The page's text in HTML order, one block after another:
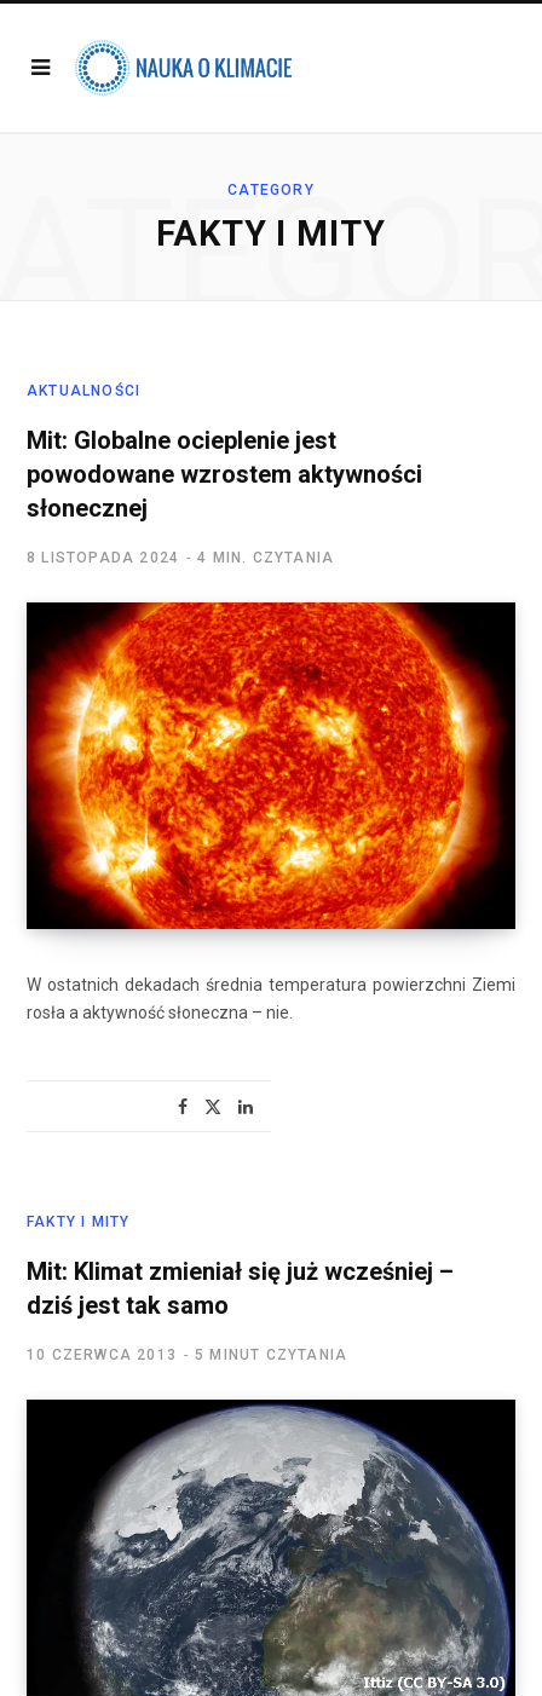
CATEGORY
FAKTY I MITY
AKTUALNOŚCI
Mit: Globalne ocieplenie jest
powodowane wzrostem aktywności
słonecznej
8 LISTOPADA 2024 4 MIN. CZYTANIA
W ostatnich dekadach średnia temperatura powierzchni Ziemi
rosła a aktywność słoneczna – nie.
FAKTY I MITY
Mit: Klimat zmieniał się już wcześniej –
dziś jest tak samo
10 CZERWCA 2013 5 MINUT CZYTANIA